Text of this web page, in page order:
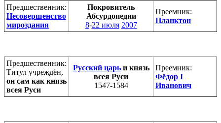
Предшественник:
Несовершенство
мироздания
Покровитель
Абсурдопедии
8-22 июля 2007
Преемник:
Планктон
Предшественник:
Титул учреждён,
он сам как князь
всея Руси
Русский царьи князь
всея Руси
1547-1584
Преемник:
Фёдор I
Иванович